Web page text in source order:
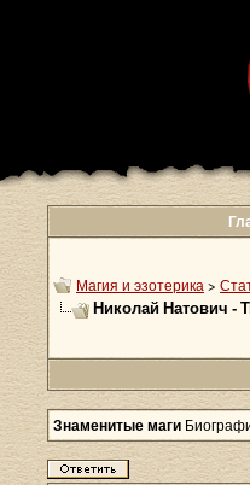
Магия и эзотерика >
Николай Натович -
Знаменитые маги